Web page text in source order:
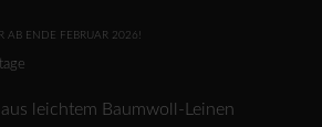
AB ENDE FEBRUAR 2026!
leichtem Baumwoll-Leinen